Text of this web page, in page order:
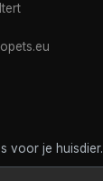
voor je huisdier.